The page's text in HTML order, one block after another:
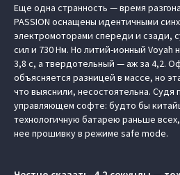
Еще одна странность — время
PASSION оснащены идентичными
электромоторами спереди и сзади,
сил и 730 Нм. Но литий-ионный Voyah
3,8 с, а твердотельный — аж за 4,2.
объясняется разницей в массе, но
что выяснили, несостоятельна. Судя
управляющем софте: будто бы
технологичную батарею раньше
нее прошивку в режиме safe mode.